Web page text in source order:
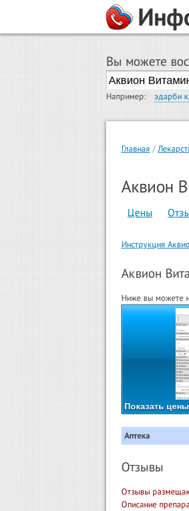
Вы можете
Например: эдарби
Главная
Аквион
Цены
Инструкция
Аквион
Ниже вы можете
Показать
Аптека
Отзывы
Отзывы
Описание